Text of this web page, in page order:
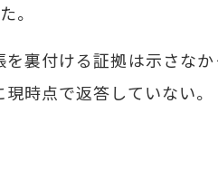
。
裏付ける証拠は示さなか
時点で返答していない。